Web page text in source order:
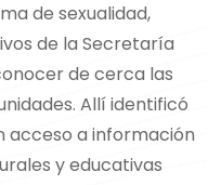
de sexualidad,
de la Secretaría
de cerca las
Allí identificó
acceso a información
y educativas